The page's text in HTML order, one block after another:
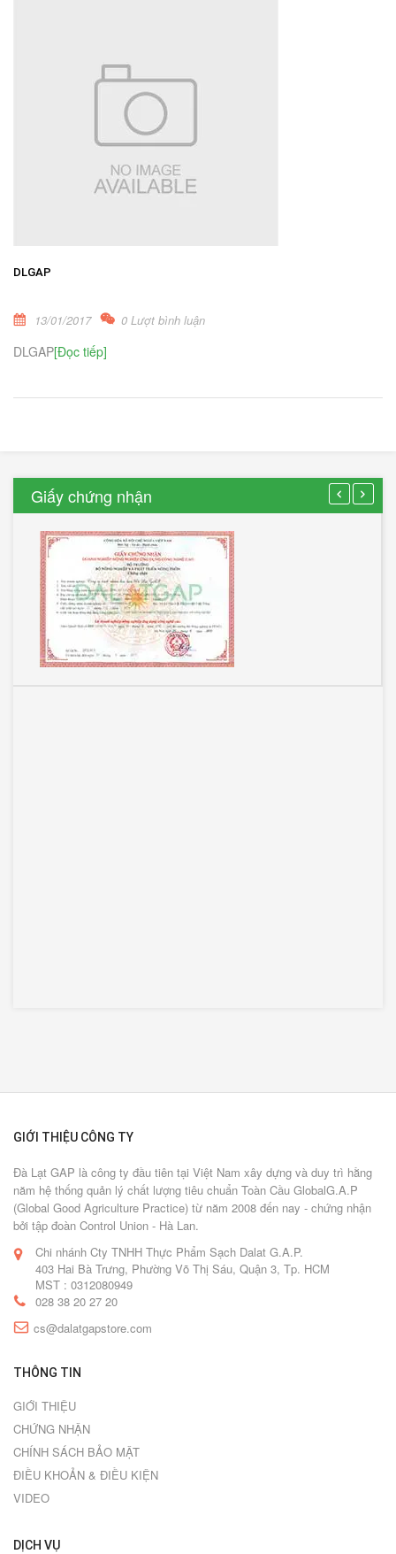
DLGAP
13/01/2017 0 Lượt bình luận
DLGAP[Đọc tiếp]
Giấy chứng nhận
GIỚI THIỆU CÔNG TY
Đà Lạt GAP là công ty đầu tiên tại Việt Nam xây dựng và duy trì hằng
năm hệ thống quản lý chất lượng tiêu chuẩn Toàn Cầu GlobalG.A.P
(Global Good Agriculture Practice) từ năm 2008 đến nay - chứng nhận
bởi tập đoàn Control Union - Hà Lan.
Chi nhánh Cty TNHH Thực Phẩm Sạch Dalat G.A.P.
403 Hai Bà Trưng, Phường Võ Thị Sáu, Quận 3, Tp. HCM
MST : 0312080949
028 38 20 27 20
cs@dalatgapstore.com
THÔNG TIN
GIỚI THIỆU
CHỨNG NHẬN
CHÍNH SÁCH BẢO MẬT
ĐIỀU KHOẢN & ĐIỀU KIỆN
VIDEO
DỊCH VỤ